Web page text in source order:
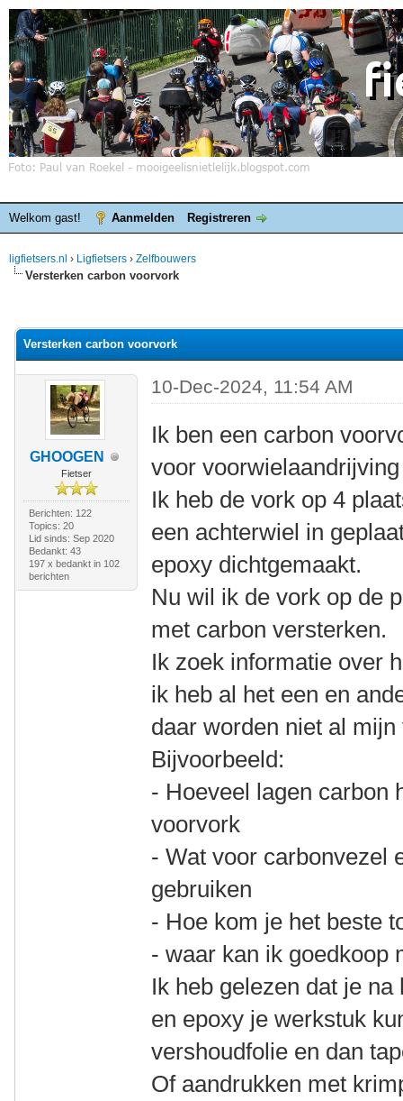
Welkom gast! Aanmelden Registreren
ligfietsers.nl › Ligfietsers › Zelfbouwers
Versterken carbon voorvork
Versterken carbon voorvork
GHOOGEN
Fietser
Berichten: 122
Topics: 20
Lid sinds: Sep 2020
Bedankt: 43
197 x bedankt in 102
berichten
10-Dec-2024, 11:54 AM
Ik ben een carbon
voor
Ik heb de vork op 4
een achterwiel in
epoxy dichtgemaakt.
Nu wil ik de vork op de
met carbon versterken.
Ik zoek informatie over
ik heb al het een en
daar worden niet al
Bijvoorbeeld:
- Hoeveel lagen carbon
voorvork
- Wat voor carbonvezel
gebruiken
- Hoe kom je het beste
- waar kan ik goedkoop
Ik heb gelezen dat je
en epoxy je werkstuk
vershoudfolie en dan
Of aandrukken met